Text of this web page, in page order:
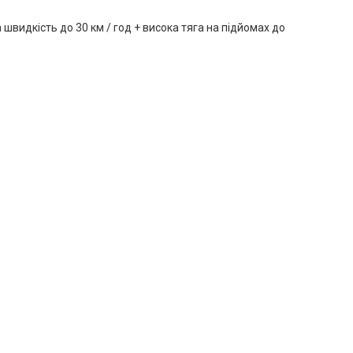
до 30 км / год + висока тяга на підйомах до